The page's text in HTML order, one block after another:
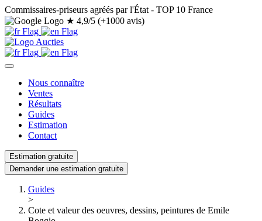
Commissaires-priseurs agréés par l'État - TOP 10 France
★ 4,9/5 (+1000 avis)
Nous connaître
Ventes
Résultats
Guides
Estimation
Contact
Estimation gratuite
Demander une estimation gratuite
Guides
>
Cote et valeur des oeuvres, dessins, peintures de Emile